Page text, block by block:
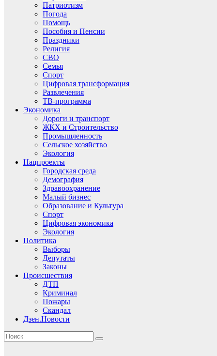
Патриотизм
Погода
Помощь
Пособия и Пенсии
Праздники
Религия
СВО
Семья
Спорт
Цифровая трансформация
Развлечения
ТВ-программа
Экономика
Дороги и транспорт
ЖКХ и Строительство
Промышленность
Сельское хозяйство
Экология
Нацпроекты
Городская среда
Демография
Здравоохранение
Малый бизнес
Образование и Культура
Спорт
Цифровая экономика
Экология
Политика
Выборы
Депутаты
Законы
Происшествия
ДТП
Криминал
Пожары
Скандал
Дзен.Новости